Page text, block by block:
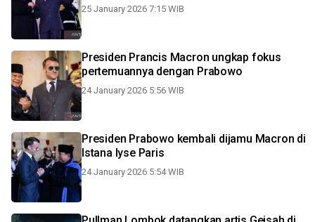
25 January 2026 7:15 WIB
Presiden Prancis Macron ungkap fokus
pertemuannya dengan Prabowo
24 January 2026 5:56 WIB
Presiden Prabowo kembali dijamu Macron di
Istana lyse Paris
24 January 2026 5:54 WIB